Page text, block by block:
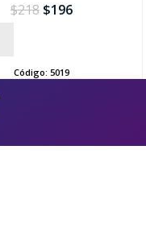
$218 $196
Código: 5019